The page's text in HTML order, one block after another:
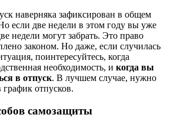
наверняка зафиксирован в общем
если две недели в этом году вы уже
недели могут забрать. Это право
законом. Но даже, если случилась
поинтересуйтесь, когда
необходимость, и когда вы
в отпуск. В лучшем случае, нужно
отпусков.
самозащиты